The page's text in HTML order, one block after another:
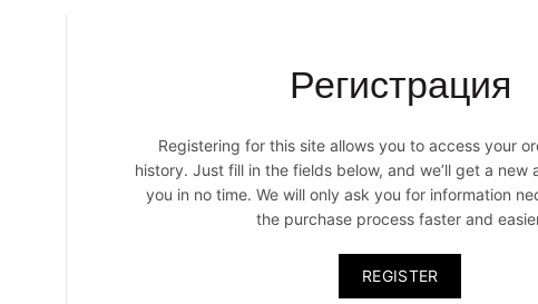
Регистрация
Registering for this site allows you to access your
history. Just fill in the fields below, and we’ll get a new
you in no time. We will only ask you for information
the purchase process faster and
REGISTER